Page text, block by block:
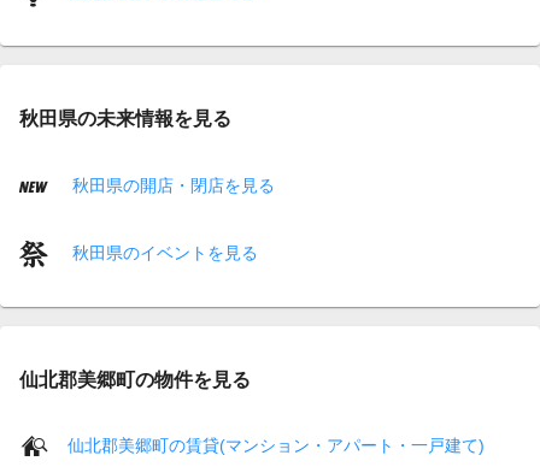
秋田県の未来情報を見る
秋田県の開店・閉店を見る
秋田県のイベントを見る
仙北郡美郷町の物件を見る
仙北郡美郷町の賃貸(マンション・アパート・一戸建て)